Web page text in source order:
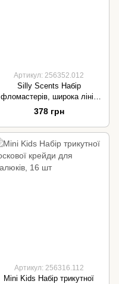
Артикул: 256352.012
Silly Scents Набір
фломастерів, широка лінія
(washable) з ароматом,12 шт
378 грн
Артикул: 256316.112
Mini Kids Набір трикутної